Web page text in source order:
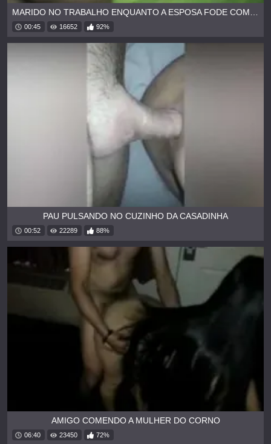
00:45 16652 92%
PAU PULSANDO NO CUZINHO DA CASADINHA
00:52 22289 88%
AMIGO COMENDO A MULHER DO CORNO
06:40 23450 72%